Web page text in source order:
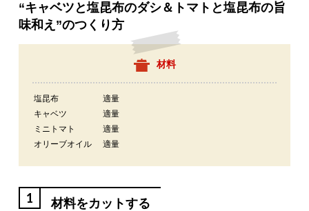
“キャベツと塩昆布のダシ＆トマトと塩昆布の旨
味和え”のつくり方
材料
塩昆布
適量
キャベツ
適量
ミニトマト
適量
オリーブオイル
適量
1 材料をカットする